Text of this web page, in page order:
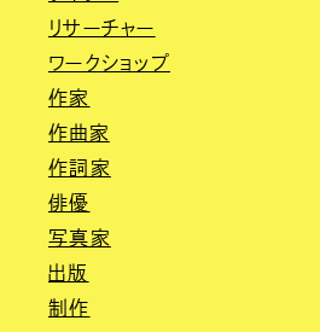
リサーチャー
ワークショップ
作家
作曲家
作詞家
俳優
写真家
出版
制作